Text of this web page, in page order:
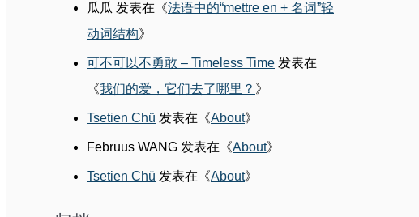
瓜瓜 发表在《法语中的“mettre en + 名词”轻
动词结构》
可不可以不勇敢 – Timeless Time 发表在
《我们的爱，它们去了哪里？ 》
Tsetien Chü 发表在《About》
Februus WANG 发表在《About》
Tsetien Chü 发表在《About》